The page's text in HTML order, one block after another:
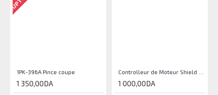
1PK-396A Pince coupe
1 350,00DA 1 000,00DA